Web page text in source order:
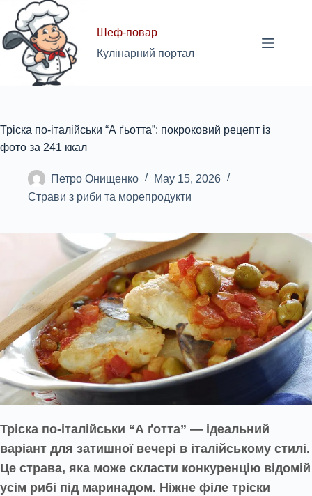
Skip
content
Шеф-повар
Кулінарний портал
Тріска по-італійськи “А ґьотта”: покроковий рецепт із
фото за 241 ккал
Петро Онищенко
May 15, 2026
Страви з риби та морепродукти
Тріска по-італійськи “А ґотта” — ідеальний
варіант для затишної вечері в італійському стилі.
Це страва, яка може скласти конкуренцію відомій
усім рибі під маринадом. Ніжне філе тріски